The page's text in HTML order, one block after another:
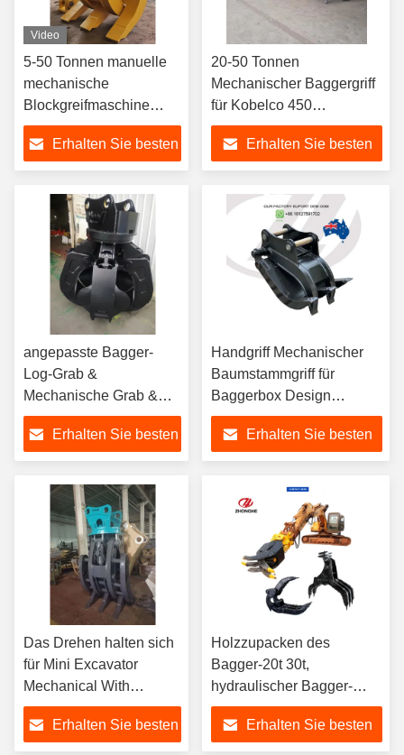
Video
5-50 Tonnen manuelle
mechanische
Blockgreifmaschine
Grappler für Holz,
Felsen, Stein und Abriss
Erhalten Sie besten
20-50 Tonnen
Mechanischer Baggergriff
für Kobelco 450
Komatsu200 1200-3200
kg
Erhalten Sie besten
angepasste Bagger-
Log-Grab &
Mechanische Grab &
Orange Peel-Grab
Erhalten Sie besten
Handgriff Mechanischer
Baumstammgriff für
Baggerbox Design
Australien Griff für
Felsstein und Abbruch
Erhalten Sie besten
Das Drehen halten sich
für Mini Excavator
Mechanical With
Grapple sah fest
Erhalten Sie besten
Holzzupacken des
Bagger-20t 30t,
hydraulischer Bagger-
Felsen halten sich für Bau
fest
Erhalten Sie besten